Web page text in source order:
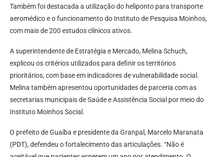
Também foi destacada a utilização do heliponto para transporte
aeromédico e o funcionamento do Instituto de Pesquisa Moinhos,
com mais de 200 estudos clínicos ativos.
A superintendente de Estratégia e Mercado, Melina Schuch,
explicou os critérios utilizados para definir os territórios
prioritários, com base em indicadores de vulnerabilidade social.
Melina também apresentou oportunidades de parceria com as
secretarias municipais de Saúde e Assistência Social por meio do
Instituto Moinhos Social.
O prefeito de Guaíba e presidente da Granpal, Marcelo Maranata
(PDT), defendeu o fortalecimento das articulações. “Não é